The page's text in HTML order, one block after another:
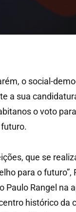
o social-
a sua
o voto
futuro.
que se
para o futuro”,
Rangel na
histórico da